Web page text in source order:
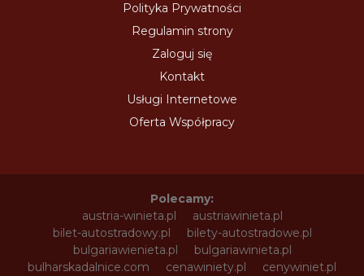
Polityka Prywatności
Regulamin strony
Zaloguj się
Kontakt
Usługi Internetowe
Oferta Współpracy
Polecamy:
austria-winieta.pl
austriawinieta.pl
bilet-autostradowy.pl
bilety-autostradowe.pl
bulgariawienieta.pl
bulgariawinieta.pl
bulharskadalnice.com
cenawiniety.pl
cenywiniet.pl